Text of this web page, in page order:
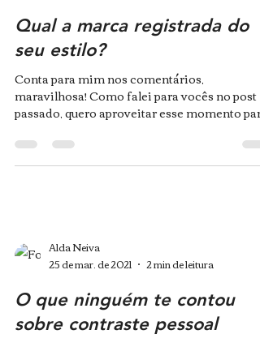
Qual a marca registrada do
seu estilo?
Conta para mim nos comentários,
maravilhosa! Como falei para vocês no post
passado, quero aproveitar esse momento para
Alda Neiva
25 de mar. de 2021
2 min de leitura
O que ninguém te contou
sobre contraste pessoal